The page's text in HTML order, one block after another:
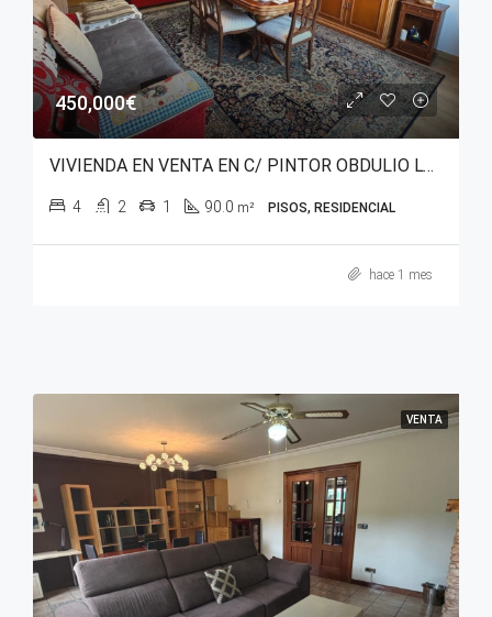
450,000€
VIVIENDA EN VENTA EN C/ PINTOR OBDULIO LÓPEZ DE URALDE – SAN MARTÍN
4 2 1 90.0 m² PISOS, RESIDENCIAL
hace 1 mes
VENTA